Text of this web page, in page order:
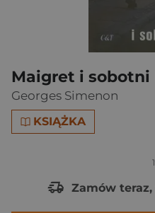
Maigret i
Georges Simenon
KSIĄŻKA
Zamów